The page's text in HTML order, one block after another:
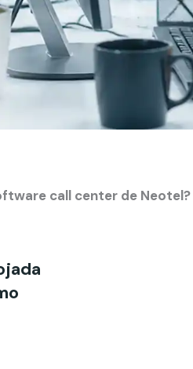
call center de Neotel?